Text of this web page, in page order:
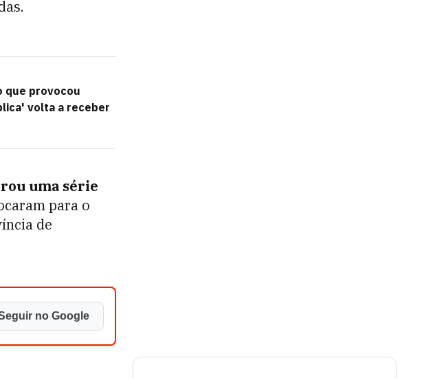
que provocou
volta a receber
uma série
para o
de
no Google